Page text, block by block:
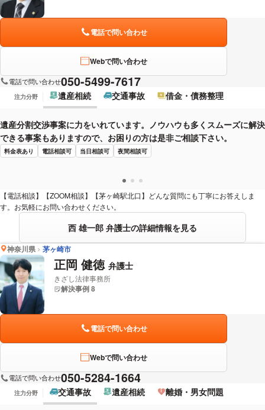
電話で問い合わせ
Webで問い合わせ
電話で問い合わせ050-5499-7617
注力分野 遺産相続 交通事故 借金・債務整理
遺産分割交渉事案に力をいれています。ノウハウも多くスムーズに解決
できる事案もありますので、お困りの方は是非ご相談下さい。
料金表あり 電話相談可 当日相談可 夜間相談可
【電話相談】【ZOOM相談】【茅ヶ崎駅北口】どんな質問にも丁寧にお答えしま
す。お気軽にお問い合わせください。
西 雄一郎 弁護士の詳細情報を見る
神奈川県 茅ヶ崎市
正岡 健徳 弁護士
きざし法律事務所
解決事例 8
電話で問い合わせ
Webで問い合わせ
電話で問い合わせ050-5284-1664
注力分野 交通事故 遺産相続 離婚・男女問題